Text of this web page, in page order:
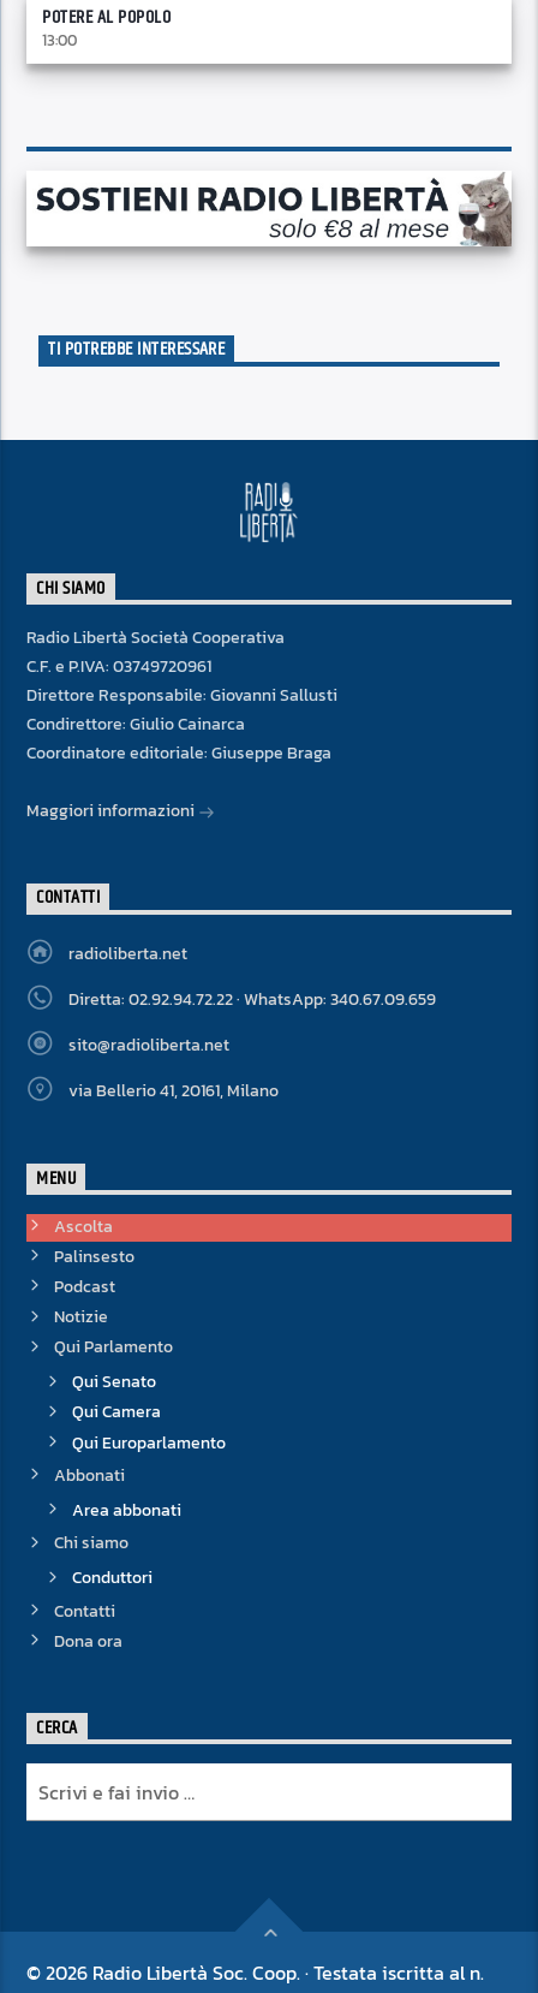
POTERE AL POPOLO
13:00
TI POTREBBE INTERESSARE
CHI SIAMO
Radio Libertà Società Cooperativa
C.F. e P.IVA: 03749720961
Direttore Responsabile: Giovanni Sallusti
Condirettore: Giulio Cainarca
Coordinatore editoriale: Giuseppe Braga
Maggiori informazioni
CONTATTI
radioliberta.net
Diretta: 02.92.94.72.22 · WhatsApp: 340.67.09.659
sito@radioliberta.net
via Bellerio 41, 20161, Milano
MENU
Ascolta
Palinsesto
Podcast
Notizie
Qui Parlamento
Qui Senato
Qui Camera
Qui Europarlamento
Abbonati
Area abbonati
Chi siamo
Conduttori
Contatti
Dona ora
CERCA
© 2026 Radio Libertà Soc. Coop. · Testata iscritta al n.